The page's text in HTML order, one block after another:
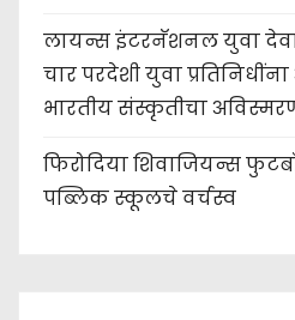
लायन्स इंटरनॅशनल युवा
चार परदेशी युवा
भारतीय संस्कृतीचा
फिरोदिया शिवाजियन्स
पब्लिक स्कूलचे वर्चस्व